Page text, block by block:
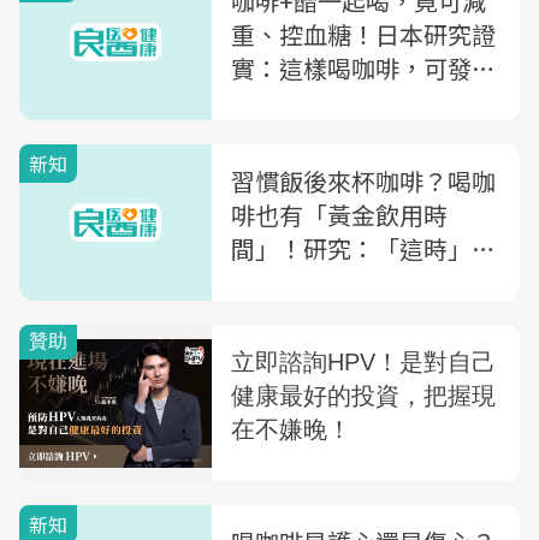
重、控血糖！日本研究證
實：這樣喝咖啡，可發揮
新知
習慣飯後來杯咖啡？喝咖
啡也有「黃金飲用時
間」！研究：「這時」喝
新知